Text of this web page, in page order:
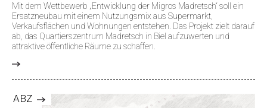
Mit dem Wettbewerb „Entwicklung der Migros Madretsch“ soll ein
Ersatzneubau mit einem Nutzungsmix aus Supermarkt,
Verkaufsflächen und Wohnungen entstehen. Das Projekt zielt darauf
ab, das Quartierszentrum Madretsch in Biel aufzuwerten und
attraktive öffentliche Räume zu schaffen.
ABZ